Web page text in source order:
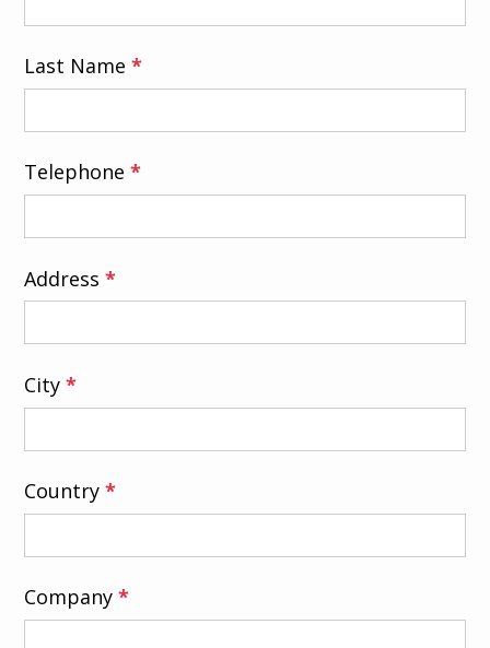
Tubus
Abnehmbarer 15M-Anschluss für
Belüftung/Sauerstoffzufuhr
Atraumatisch abgerundete,
Zentimetertiefenmarkierungen für
präzises Einführen
Erhältlich in zwei farbkodierten
Wegwerfbar und steril
Phthalatfrei und latexfrei
Last Name*
Telephone*
Address*
City*
Country*
Company*